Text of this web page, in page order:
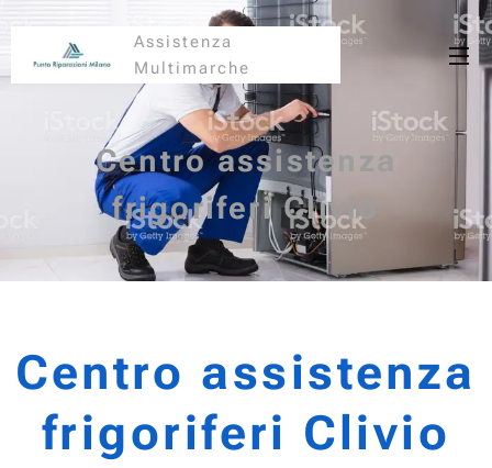
Assistenza
Multimarche
Centro assistenza
frigoriferi Clivio
Centro assistenza
frigoriferi Clivio